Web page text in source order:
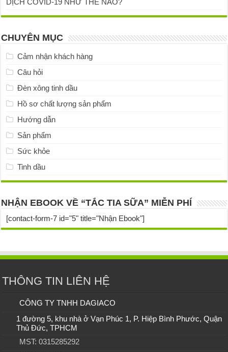
CHUYÊN MỤC
Cảm nhận khách hàng
Câu hỏi
Đèn xông tinh dầu
Hồ sơ chất lượng sản phẩm
Hướng dẫn
Sản phẩm
Sức khỏe
Tinh dầu
NHẬN EBOOK VỀ “TẮC TIA SỮA” MIỄN PHÍ
[contact-form-7 id="5" title="Nhận Ebook"]
THÔNG TIN LIÊN HỆ
CÔNG TY TNHH DAGIACO
1 đường 5, khu nhà ở Vạn Phúc 1, P. Hiệp Bình Phước, Quận
Thủ Đức, TPHCM
MST: 0315285292